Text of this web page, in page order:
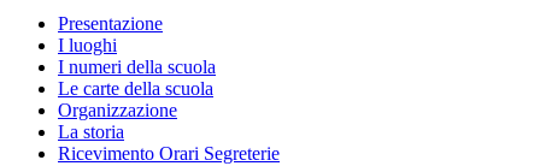
Presentazione
I luoghi
I numeri della scuola
Le carte della scuola
Organizzazione
La storia
Ricevimento Orari Segreterie